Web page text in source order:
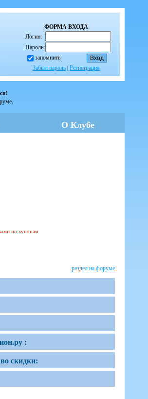
ФОРМА ВХОДА
Логин:
Пароль:
запомнить
Забыл пароль|Регистрация
О Клубе
по купонам
раздел на форуме
:
скидки: